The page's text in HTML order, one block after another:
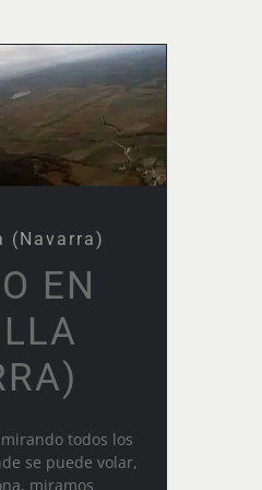
(Navarra)
EN
todos los
se puede volar,
miramos